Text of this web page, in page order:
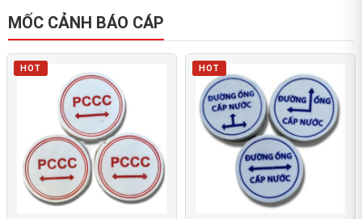
MỐC CẢNH BÁO CÁP
HOT HOT